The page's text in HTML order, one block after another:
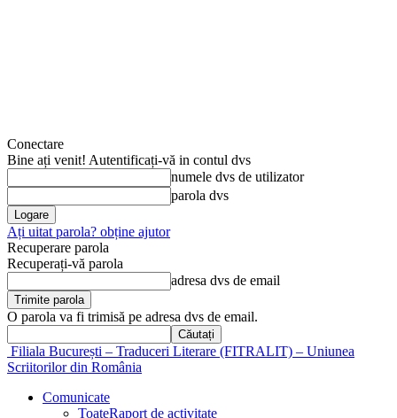
Conectare
Bine ați venit! Autentificați-vă in contul dvs
numele dvs de utilizator
parola dvs
Ați uitat parola? obține ajutor
Recuperare parola
Recuperați-vă parola
adresa dvs de email
O parola va fi trimisă pe adresa dvs de email.
Filiala București – Traduceri Literare (FITRALIT) – Uniunea
Scriitorilor din România
Comunicate
ToateRaport de activitate